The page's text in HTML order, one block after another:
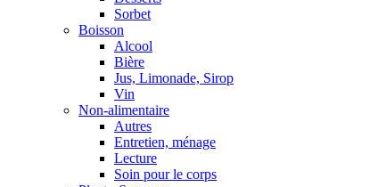
Sorbet
Boisson
Alcool
Bière
Jus, Limonade, Sirop
Vin
Non-alimentaire
Autres
Entretien, ménage
Lecture
Soin pour le corps